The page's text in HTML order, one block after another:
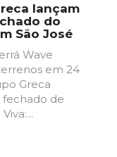
lançam
do
São José
Wave
em 24
Greca
de